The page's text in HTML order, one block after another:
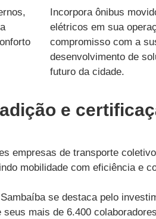
Incorpora ônibus
elétricos em sua
compromisso com a
desenvolvimento de
futuro da cidade.
e
empresas de transporte
mobilidade com eficiência e
se destaca pelo
mais de 6.400